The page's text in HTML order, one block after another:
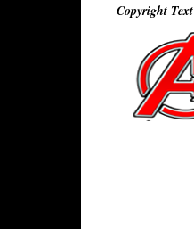
Copyright Text